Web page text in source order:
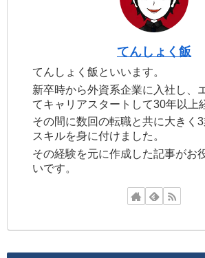
てんしょく飯
てんしょく飯といいます。
新卒時から外資系企業に入社し、
てキャリアスタートして30年以上
その間に数回の転職と共に大きく
スキルを身に付けました。
その経験を元に作成した記事がお
いです。